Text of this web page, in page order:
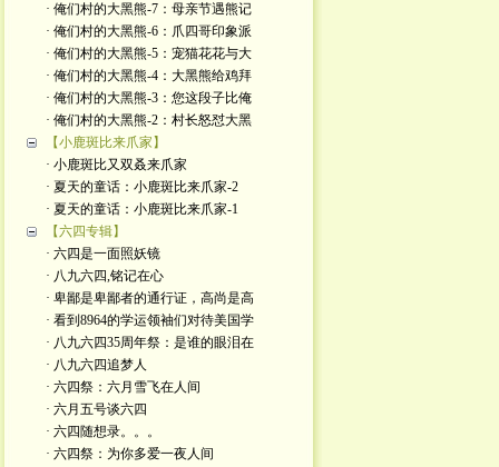
· 俺们村的大黑熊-7：母亲节遇熊记
· 俺们村的大黑熊-6：爪四哥印象派
· 俺们村的大黑熊-5：宠猫花花与大
· 俺们村的大黑熊-4：大黑熊给鸡拜
· 俺们村的大黑熊-3：您这段子比俺
· 俺们村的大黑熊-2：村长怒怼大黑
【小鹿斑比来爪家】
· 小鹿斑比又双叒来爪家
· 夏天的童话：小鹿斑比来爪家-2
· 夏天的童话：小鹿斑比来爪家-1
【六四专辑】
· 六四是一面照妖镜
· 八九六四,铭记在心
· 卑鄙是卑鄙者的通行证，高尚是高
· 看到8964的学运领袖们对待美国学
· 八九六四35周年祭：是谁的眼泪在
· 八九六四追梦人
· 六四祭：六月雪飞在人间
· 六月五号谈六四
· 六四随想录。。。
· 六四祭：为你多爱一夜人间